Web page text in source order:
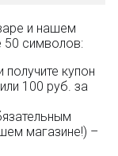
и нашем
50 символов:
купон
100 руб. за
магазине!) –